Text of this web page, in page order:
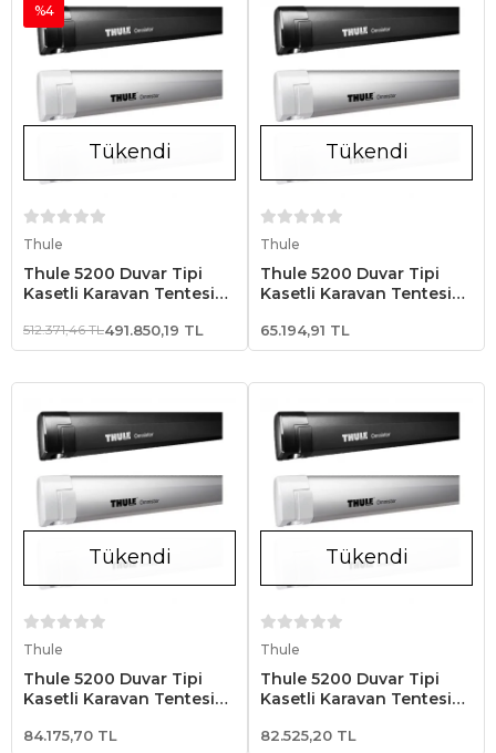
Tükendi
Thule
Thule 5200 Duvar Tipi
Kasetli Karavan Tentesi
%4
512.371,46 TL491.850,19 TL
Tükendi
Thule
Thule 5200 Duvar Tipi
Kasetli Karavan Tentesi
65.194,91 TL
Tükendi
Thule
Thule 5200 Duvar Tipi
Kasetli Karavan Tentesi
84.175,70 TL
Tükendi
Thule
Thule 5200 Duvar Tipi
Kasetli Karavan Tentesi
82.525,20 TL